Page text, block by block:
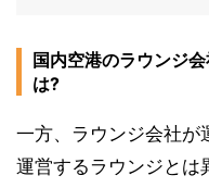
国内空港のラウンジ
は?
一方、ラウンジ会社が
運営するラウンジとは